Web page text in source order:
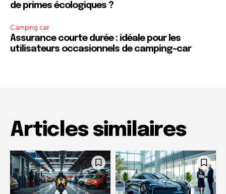
de primes écologiques ?
Camping car
Assurance courte durée : idéale pour les
utilisateurs occasionnels de camping-car
Articles similaires